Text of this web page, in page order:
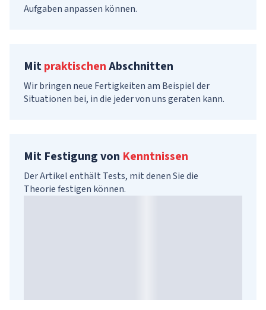
Aufgaben anpassen können.
MitpraktischenAbschnitten
Wir bringen neue Fertigkeiten am Beispiel der
Situationen bei, in die jeder von uns geraten kann.
Mit Festigung von Kenntnissen
Der Artikel enthält Tests, mit denen Sie die
Theorie festigen können.